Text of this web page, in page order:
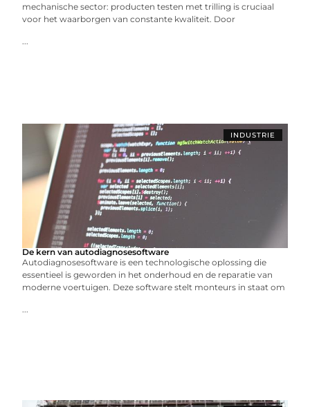
mechanische sector: producten testen met trilling is cruciaal
voor het waarborgen van constante kwaliteit. Door
...
INDUSTRIE
De kern van autodiagnosesoftware
Autodiagnosesoftware is een technologische oplossing die
essentieel is geworden in het onderhoud en de reparatie van
moderne voertuigen. Deze software stelt monteurs in staat om
...